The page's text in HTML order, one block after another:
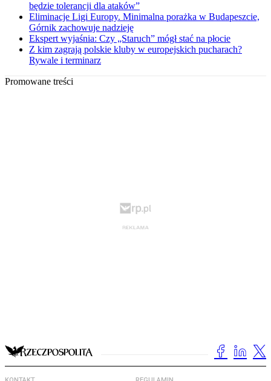
będzie tolerancji dla ataków”
Eliminacje Ligi Europy. Minimalna porażka w Budapeszcie,
Górnik zachowuje nadzieję
Ekspert wyjaśnia: Czy „Staruch” mógł stać na płocie
Z kim zagrają polskie kluby w europejskich pucharach?
Rywale i terminarz
Promowane treści